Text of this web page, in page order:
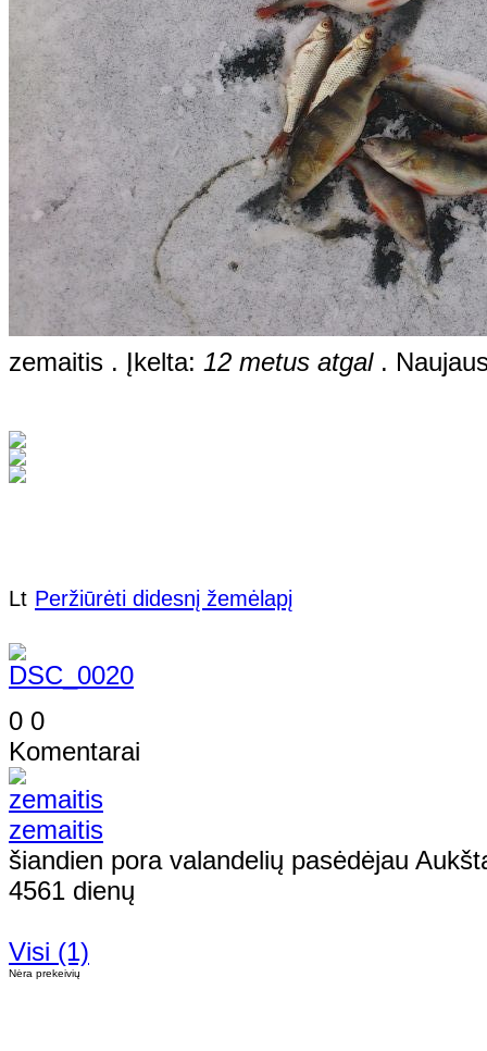
zemaitis . Įkelta: 12 metus atgal.
Lt Peržiūrėti didesnį žemėlapį
0 0
Komentarai
zemaitis
šiandien pora valandelių pasėdėjau
4561 dienų
Visi (1)
Nėra prekeivių